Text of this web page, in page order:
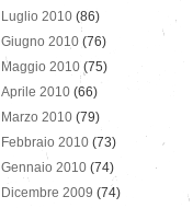
Luglio 2010 (86)
Giugno 2010 (76)
Maggio 2010 (75)
Aprile 2010 (66)
Marzo 2010 (79)
Febbraio 2010 (73)
Gennaio 2010 (74)
Dicembre 2009 (74)